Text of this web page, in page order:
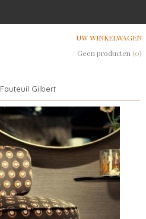
UW WINKELWAGEN
Geen producten (0)
Fauteuil Gilbert